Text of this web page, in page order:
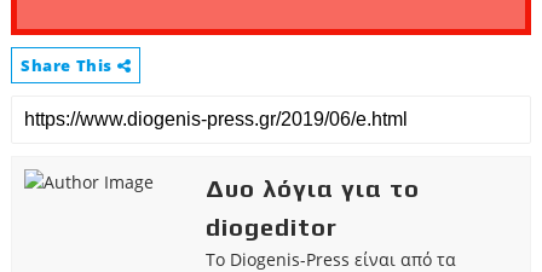
Share This
Δυο λόγια για το
diogeditor
Το Diogenis-Press είναι από τα